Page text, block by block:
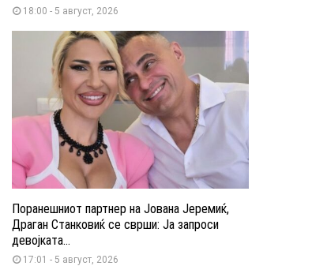
18:00 - 5 август, 2026
Поранешниот партнер на Јована Јеремиќ,
Драган Станковиќ се сврши: Ја запроси
девојката...
17:01 - 5 август, 2026